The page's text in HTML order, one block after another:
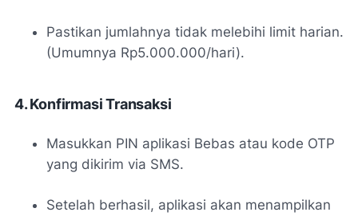
Pastikan jumlahnya tidak melebihi limit harian.
(Umumnya Rp5.000.000/hari).
4. Konfirmasi Transaksi
Masukkan PIN aplikasi Bebas atau kode OTP
yang dikirim via SMS.
Setelah berhasil, aplikasi akan menampilkan